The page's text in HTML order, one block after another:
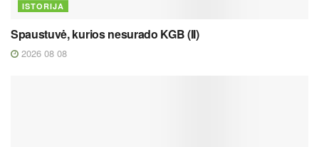
ISTORIJA
Spaustuvė, kurios nesurado KGB (II)
2026 08 08